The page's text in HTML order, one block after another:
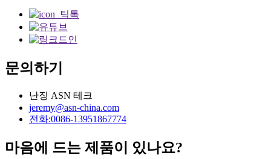
문의하기
난징 ASN 테크
jeremy@asn-china.com
전화:0086-13951867774
마음에 드는 제품이 있나요?